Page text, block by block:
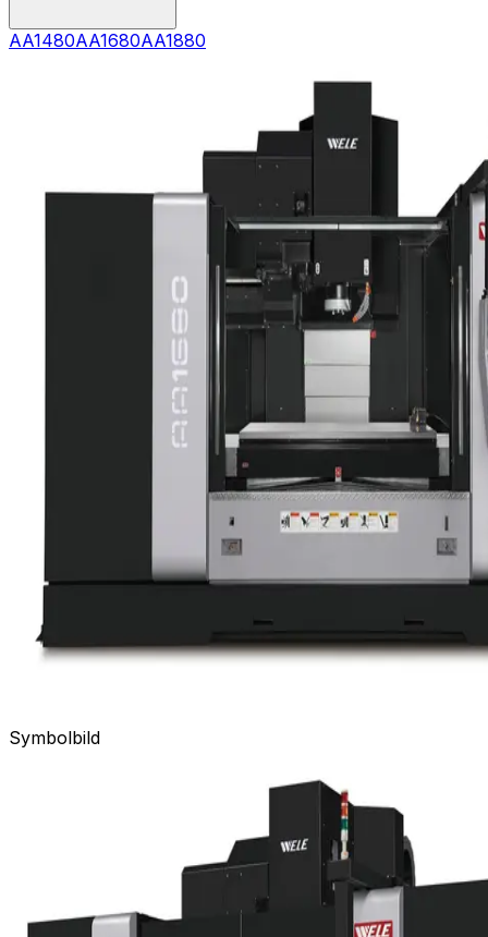
AA1480AA1680AA1880
Symbolbild